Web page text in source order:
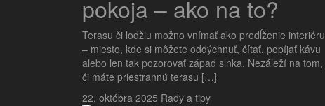
pokoja – ako na to?
Terasu či lodžiu možno vnímať ako predĺženie interiéru
– miesto, kde si môžete oddýchnuť, čítať, popíjať kávu
alebo len tak pozorovať západ slnka. Nezáleží na tom,
či máte priestrannú terasu […]
22. októbra 2025 Rady a tipy